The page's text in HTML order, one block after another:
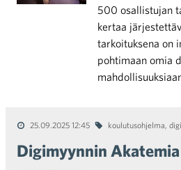
500 osallistujan
kertaa
tarkoituksena on
pohtimaan omia
25.09.2025 12:45 koulutusohjelma,
Digimyynnin Akatemia